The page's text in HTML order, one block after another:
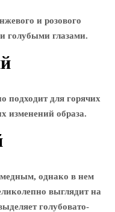
и розового
голубыми глазами.
подходит для горячих
изменений образа.
медным, однако в нем
выглядит на
голубовато-